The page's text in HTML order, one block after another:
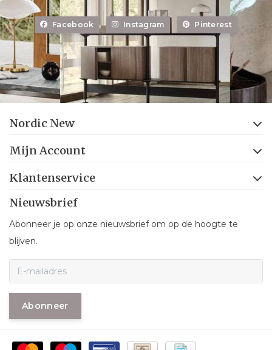
Facebook Instagram Pinterest
Nordic New
Mijn Account
Klantenservice
Nieuwsbrief
Abonneer je op onze nieuwsbrief om op de hoogte te
blijven.
Abonneer